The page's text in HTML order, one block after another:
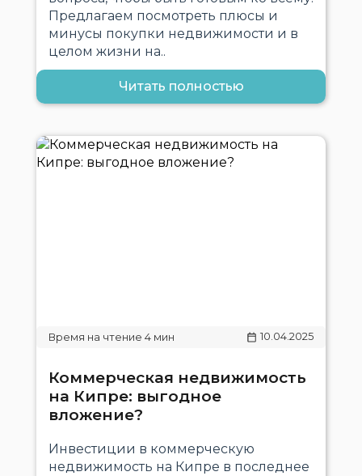
Предлагаем посмотреть плюсы и
минусы покупки недвижимости и в
целом жизни на..
Читать полностью
10.04.2025
Коммерческая недвижимость
на Кипре: выгодное
вложение?
Инвестиции в коммерческую
недвижимость на Кипре в последнее